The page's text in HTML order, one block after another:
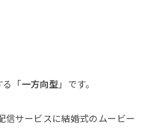
「 一方向型 」です。
信サービスに結婚式のムービー